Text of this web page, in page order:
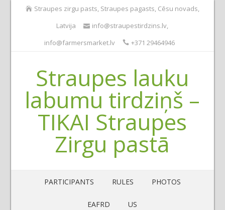
Straupes zirgu pasts, Straupes pagasts, Cēsu novads,
Latvija
info@straupestirdzins.lv,
info@farmersmarket.lv
+371 29464946
Straupes lauku
labumu tirdziņš –
TIKAI Straupes
Zirgu pastā
PARTICIPANTS RULES PHOTOS
EAFRD US